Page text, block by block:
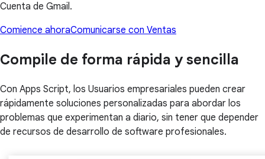
Cuenta de Gmail.
Comience ahoraComunicarse con Ventas
Compile de forma rápida y sencilla
Con Apps Script, los Usuarios empresariales pueden crear
rápidamente soluciones personalizadas para abordar los
problemas que experimentan a diario, sin tener que depender
de recursos de desarrollo de software profesionales.